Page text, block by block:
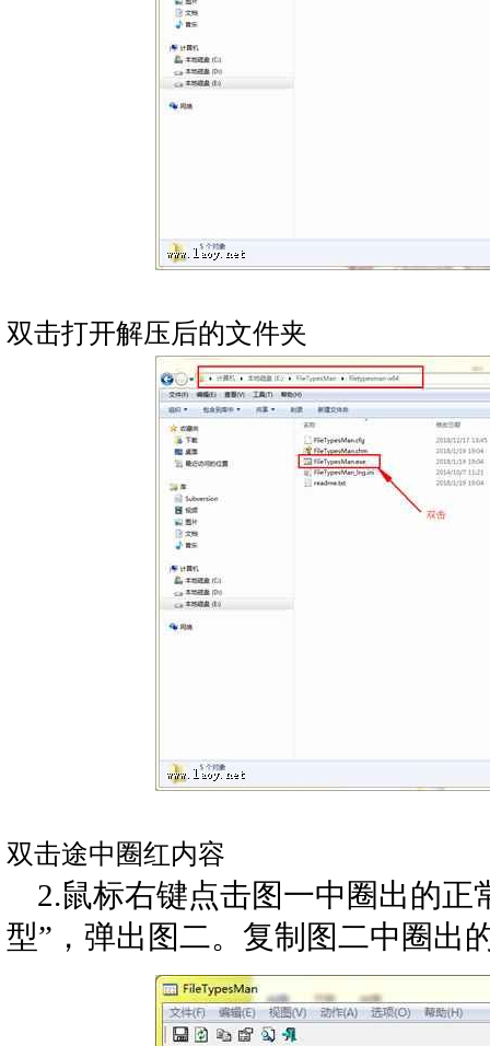
双击打开解压后的文件夹
双击途中圈红内容
2.鼠标右键点击图一中圈出的
型”，弹出图二。复制图二中圈出